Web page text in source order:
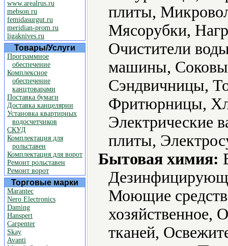
www.arealrus.ru
mebson.ru
femidasurgut.ru
meridian-prom.ru
ligaknives.ru
Товары/Услуги
Программное
обеспечение
Комплексное
обеспечение
канцтоварами
Поставка бумаги
Доставка канцелярии
Установка квартирных
водосчетчиков
СКУД
Комплектация для
рольставен
Комплектация для ворот
Ремонт рольставен
Ремонт ворот
Торговые марки
Marantec
Nero Electronics
Daming
Hanspert
Carpenter
Skay
Avanti
плиты,
Мясорубки,
Очистители
машины,
Сэндвичницы,
Фритюрницы,
Электрические
плиты,
Бытовая химия:
Моющие
хозяйственное,
тканей,